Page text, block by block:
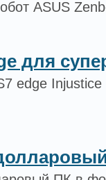
ASUS
для
edge